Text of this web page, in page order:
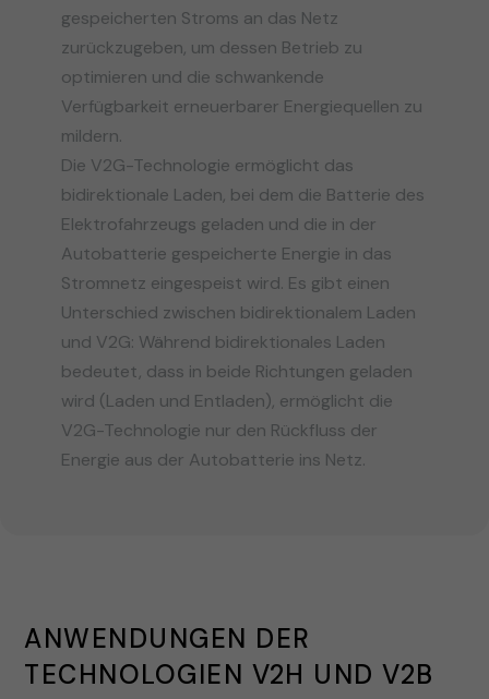
gespeicherten Stroms an das Netz
zurückzugeben, um dessen Betrieb zu
optimieren und die schwankende
Verfügbarkeit erneuerbarer Energiequellen zu
mildern.
Die V2G-Technologie ermöglicht das
bidirektionale Laden, bei dem die Batterie des
Elektrofahrzeugs geladen und die in der
Autobatterie gespeicherte Energie in das
Stromnetz eingespeist wird. Es gibt einen
Unterschied zwischen bidirektionalem Laden
und V2G: Während bidirektionales Laden
bedeutet, dass in beide Richtungen geladen
wird (Laden und Entladen), ermöglicht die
V2G-Technologie nur den Rückfluss der
Energie aus der Autobatterie ins Netz.
ANWENDUNGEN DER
TECHNOLOGIEN V2H UND V2B